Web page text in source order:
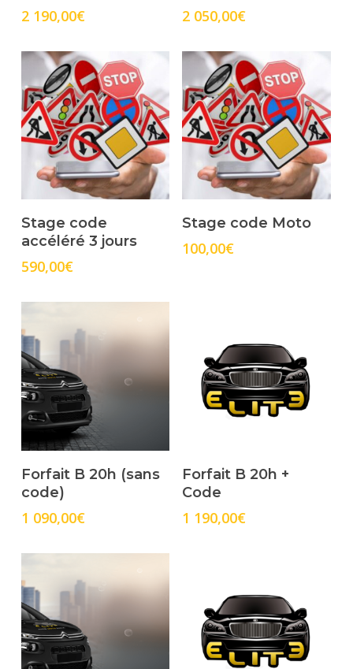
2 190,00€ 2 050,00€
Select Options
Stage code
accéléré 3 jours
590,00€
Select Options
Stage code Moto
100,00€
Select Options
Forfait B 20h (sans
code)
1 090,00€
Select Options
Forfait B 20h +
Code
1 190,00€